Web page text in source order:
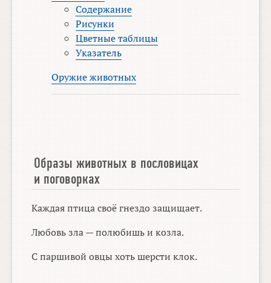
Содержание
Рисунки
Цветные таблицы
Указатель
Оружие животных
Образы животных в пословицах
и поговорках
Каждая птица своё гнездо защищает.
Любовь зла — полюбишь и козла.
С паршивой овцы хоть шерсти клок.